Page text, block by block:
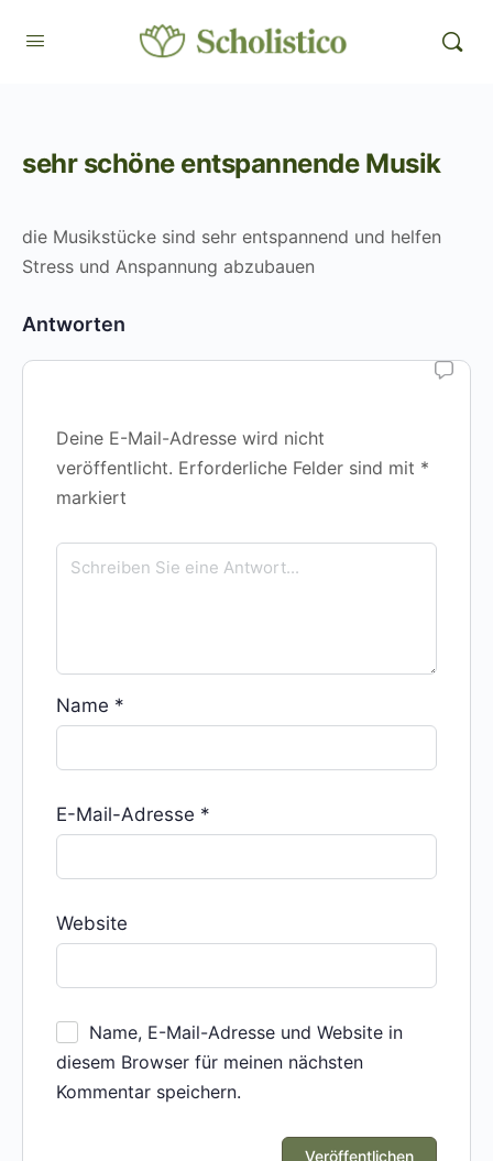
sehr schöne entspannende Musik
die Musikstücke sind sehr entspannend und helfen
Stress und Anspannung abzubauen
Antworten
Deine E-Mail-Adresse wird nicht
veröffentlicht. Erforderliche Felder sind mit *
markiert
Name *
E-Mail-Adresse *
Website
Name, E-Mail-Adresse und Website in
diesem Browser für meinen nächsten
Kommentar speichern.